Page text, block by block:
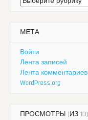
МЕТА
Войти
Лента записей
Лента комментариев
WordPress.org
ПРОСМОТРЫ (ИЗ 10)